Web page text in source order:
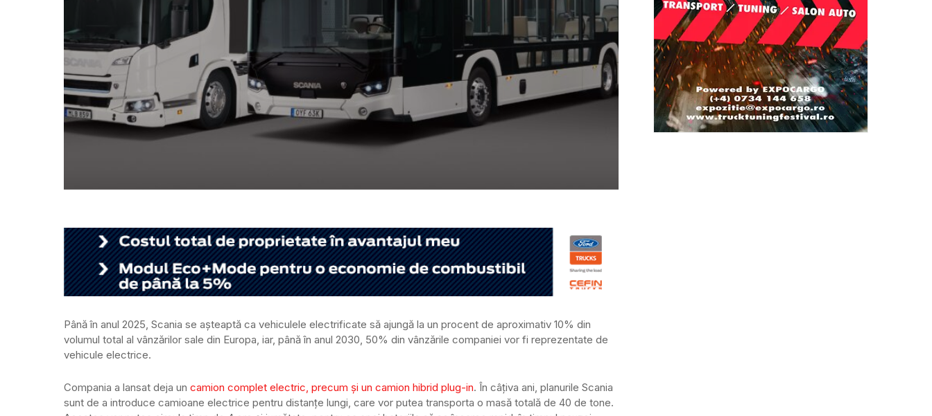
Până în anul 2025, Scania se aşteaptă ca vehiculele electrificate să ajungă la un procent de aproximativ 10% din
volumul total al vânzărilor sale din Europa, iar, până în anul 2030, 50% din vânzările companiei vor fi reprezentate de
vehicule electrice.
Compania a lansat deja un camion complet electric, precum şi un camion hibrid plug-in. În câţiva ani, planurile Scania
sunt de a introduce camioane electrice pentru distanțe lungi, care vor putea transporta o masă totală de 40 de tone.